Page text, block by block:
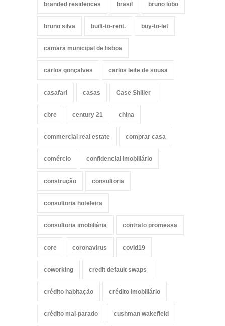
branded residences brasil bruno lobo
bruno silva built-to-rent. buy-to-let
camara municipal de lisboa
carlos gonçalves carlos leite de sousa
casafari casas Case Shiller
cbre century 21 china
commercial real estate comprar casa
comércio confidencial imobiliário
construção consultoria
consultoria hoteleira
consultoria imobiliária contrato promessa
core coronavirus covid19
coworking credit default swaps
crédito habitação crédito imobiliário
crédito mal-parado cushman wakefield